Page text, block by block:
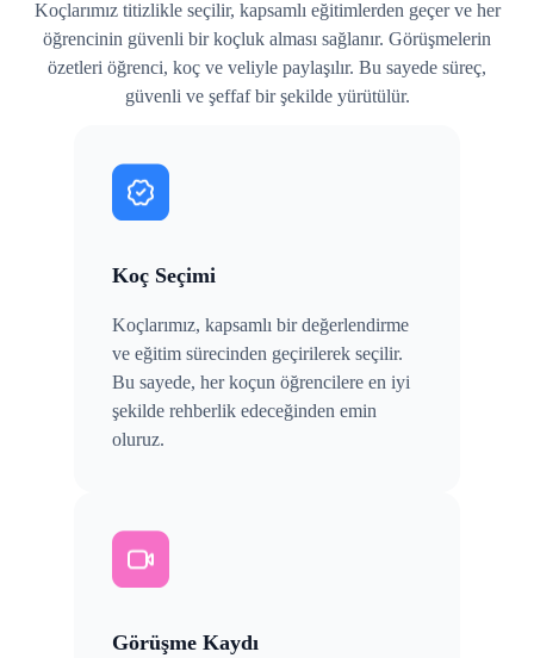
Koçlarımız titizlikle seçilir, kapsamlı eğitimlerden geçer ve her
öğrencinin güvenli bir koçluk alması sağlanır. Görüşmelerin
özetleri öğrenci, koç ve veliyle paylaşılır. Bu sayede süreç,
güvenli ve şeffaf bir şekilde yürütülür.
Koç Seçimi
Koçlarımız, kapsamlı bir değerlendirme
ve eğitim sürecinden geçirilerek seçilir.
Bu sayede, her koçun öğrencilere en iyi
şekilde rehberlik edeceğinden emin
oluruz.
Görüşme Kaydı